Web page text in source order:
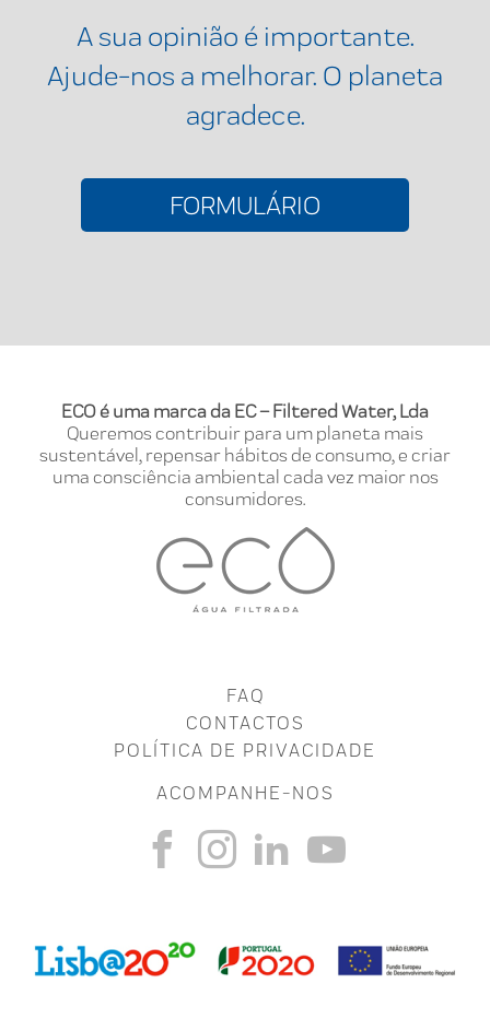
A sua opinião é importante.
Ajude-nos a melhorar. O planeta
agradece.
FORMULÁRIO
ECO é uma marca da EC – Filtered Water, Lda
Queremos contribuir para um planeta mais
sustentável, repensar hábitos de consumo, e criar
uma consciência ambiental cada vez maior nos
consumidores.
FAQ
CONTACTOS
POLÍTICA DE PRIVACIDADE
ACOMPANHE-NOS